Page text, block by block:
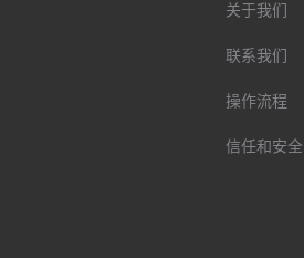
关于我们
联系我们
操作流程
信任和安全